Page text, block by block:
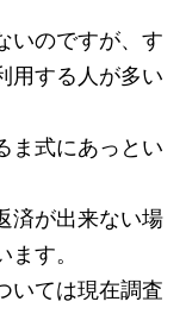
いのですが、す
用する人が多い
ま式にあっとい
済が出来ない場
す。
いては現在調査